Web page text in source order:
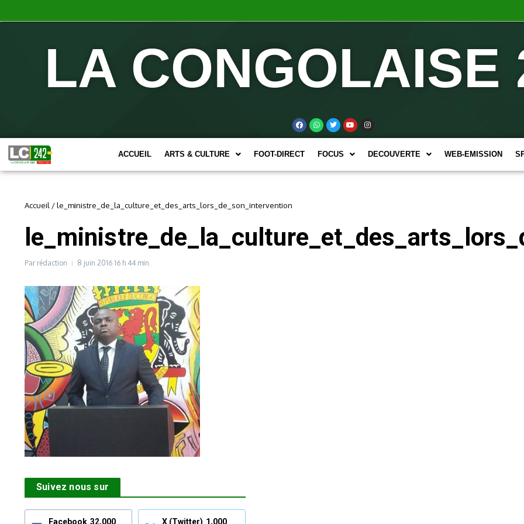
LA
ACCUEIL ARTS & CULTURE FOOT-DIRECT FOCUS DECOUVERTE WEB-EMISSION
Accueil /le_ministre_de_la_culture_et_des_arts_lors_de_son_intervention
Par rédaction 8 juin 2016 16 h 44 min
Suivez nous sur
Facebook 32,000 X (Twitter) 1,000